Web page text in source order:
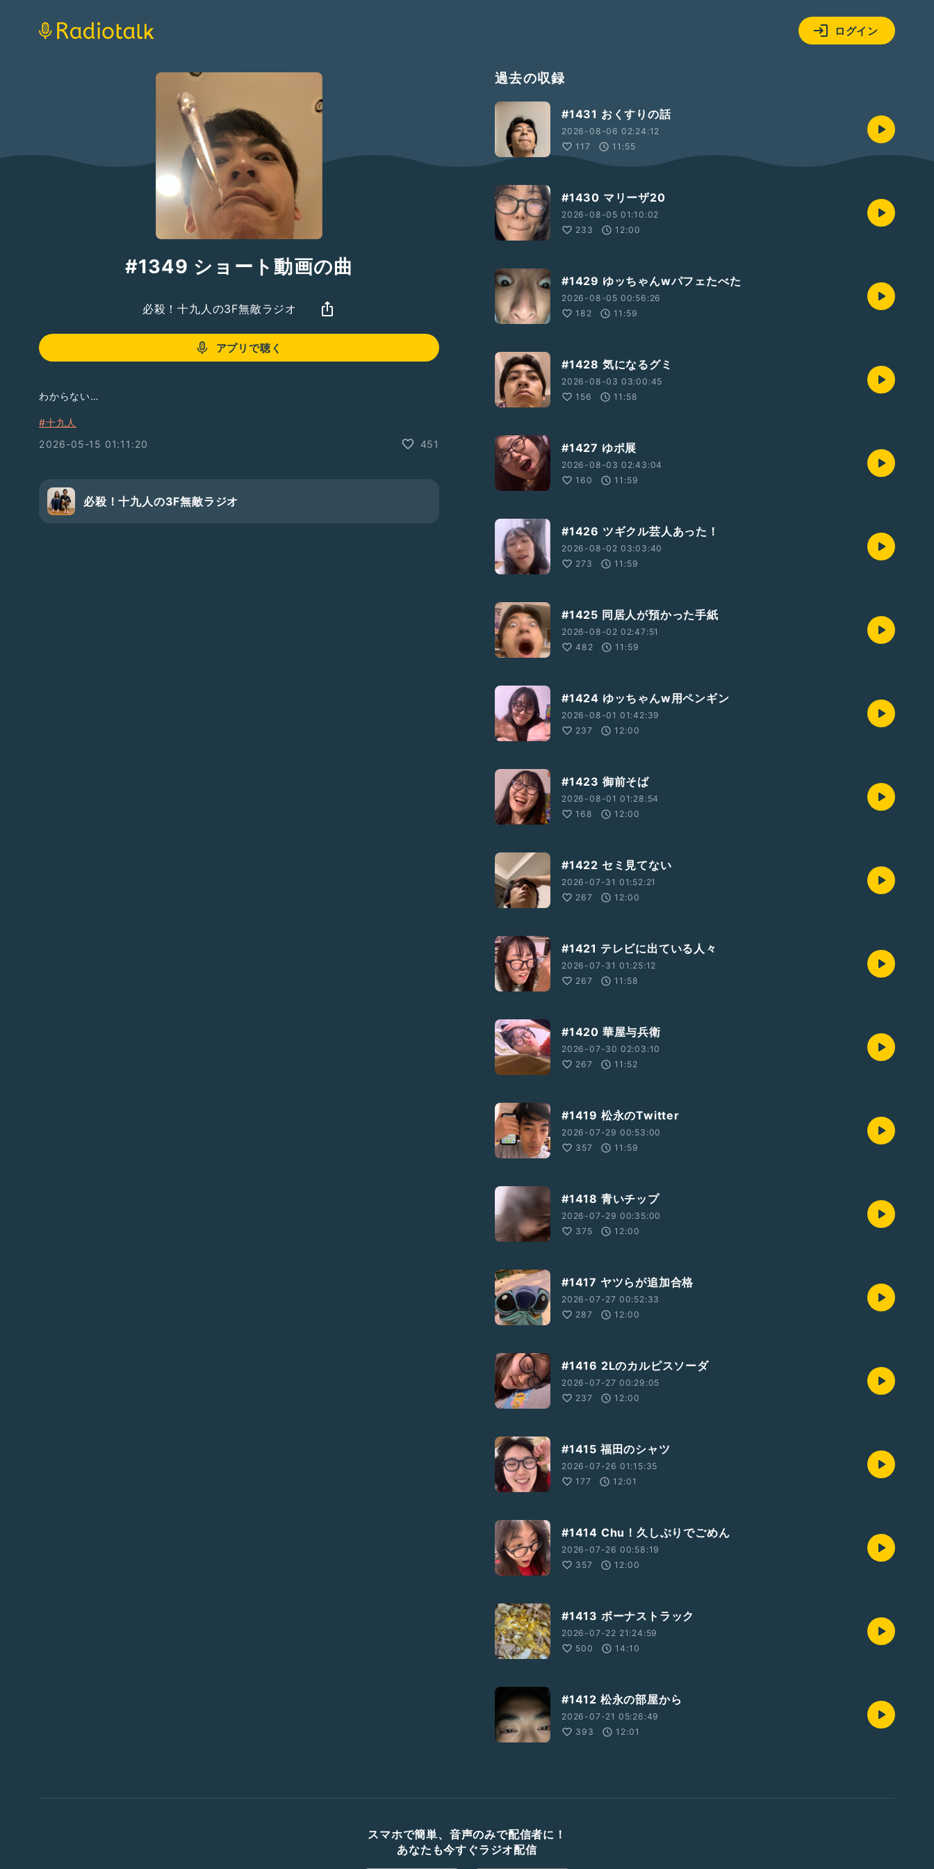
ログイン
#1349 ショート動画の曲
必殺！十九人の3F無敵ラジオ
アプリで聴く
わからない…
#十九人
2026-05-15 01:11:20
451
必殺！十九人の3F無敵ラジオ
過去の収録
#1431 おくすりの話
2026-08-06 02:24:12
117
11:55
#1430 マリーザ20
2026-08-05 01:10:02
233
12:00
#1429 ゆッちゃんwパフェたべた
2026-08-05 00:56:26
182
11:59
#1428 気になるグミ
2026-08-03 03:00:45
156
11:58
#1427 ゆポ展
2026-08-03 02:43:04
160
11:59
#1426 ツギクル芸人あった！
2026-08-02 03:03:40
273
11:59
#1425 同居人が預かった手紙
2026-08-02 02:47:51
482
11:59
#1424 ゆッちゃんw用ペンギン
2026-08-01 01:42:39
237
12:00
#1423 御前そば
2026-08-01 01:28:54
168
12:00
#1422 セミ見てない
2026-07-31 01:52:21
267
12:00
#1421 テレビに出ている人々
2026-07-31 01:25:12
267
11:58
#1420 華屋与兵衛
2026-07-30 02:03:10
267
11:52
#1419 松永のTwitter
2026-07-29 00:53:00
357
11:59
#1418 青いチップ
2026-07-29 00:35:00
375
12:00
#1417 ヤツらが追加合格
2026-07-27 00:52:33
287
12:00
#1416 2Lのカルピスソーダ
2026-07-27 00:29:05
237
12:00
#1415 福田のシャツ
2026-07-26 01:15:35
177
12:01
#1414 Chu！久しぶりでごめん
2026-07-26 00:58:19
357
12:00
#1413 ボーナストラック
2026-07-22 21:24:59
500
14:10
#1412 松永の部屋から
2026-07-21 05:26:49
393
12:01
スマホで簡単、音声のみで配信者に！
あなたも今すぐラジオ配信